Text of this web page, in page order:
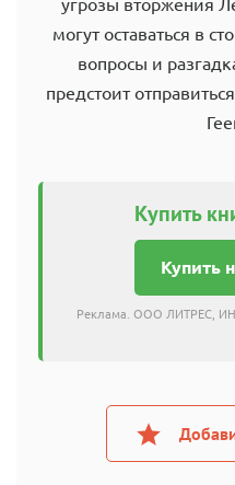
угрозы вторжения
могут оставаться в
вопросы и
предстоит
Купить
Купить
Реклама. ООО ЛИТРЕС,